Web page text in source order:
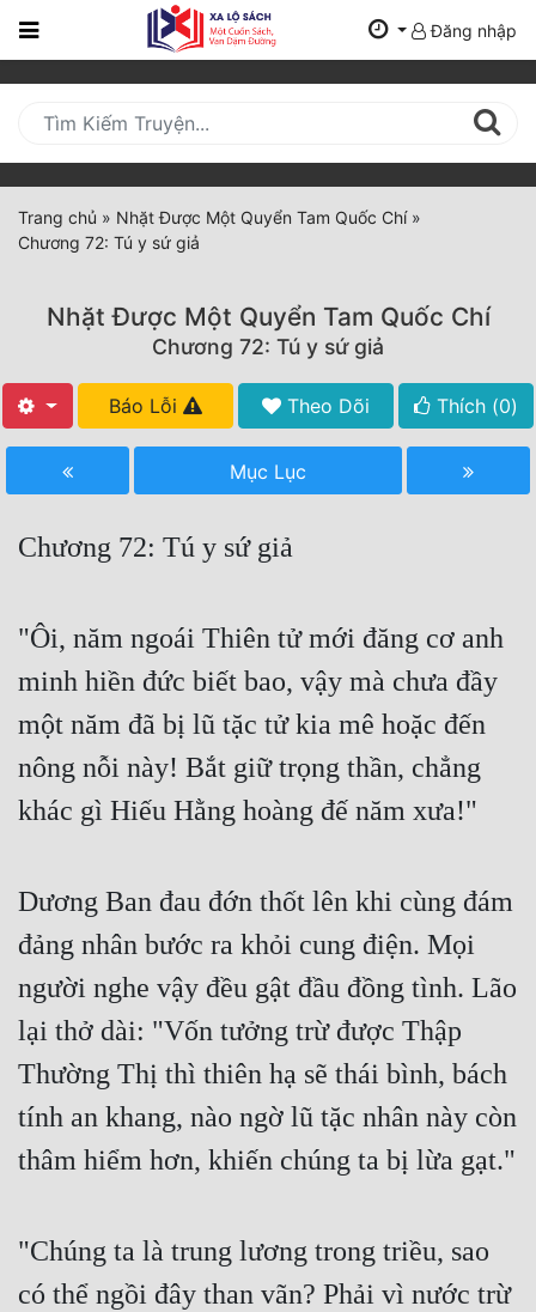
Trang
Mới
Cập
Nhật
(current)
Thể Loại
Tất Cả
Hoàn Thành
Hậu Cung
Truyện Convert
Truyện Dịch
Truyện Nhập Môn
Truyện ngắn
Cung Đấu
Cạnh Kỹ
Cổ Tiên Hiệp
Cổ Đại
Dị Năng
Đăng nhập
Trang chủ » Nhặt Được Một Quyển Tam Quốc Chí»
Chương 72: Tú y sứ giả
Nhặt Được Một Quyển Tam Quốc Chí
Chương 72: Tú y sứ giả
Báo Lỗi Theo Dõi Thích (0)
Mục Lục
Chương 72: Tú y sứ giả
"Ôi, năm ngoái Thiên tử mới đăng cơ anh
minh hiền đức biết bao, vậy mà chưa đầy
một năm đã bị lũ tặc tử kia mê hoặc đến
nông nỗi này! Bắt giữ trọng thần, chẳng
khác gì Hiếu Hằng hoàng đế năm xưa!"
Dương Ban đau đớn thốt lên khi cùng đám
đảng nhân bước ra khỏi cung điện. Mọi
người nghe vậy đều gật đầu đồng tình. Lão
lại thở dài: "Vốn tưởng trừ được Thập
Thường Thị thì thiên hạ sẽ thái bình, bách
tính an khang, nào ngờ lũ tặc nhân này còn
thâm hiểm hơn, khiến chúng ta bị lừa gạt."
"Chúng ta là trung lương trong triều, sao
có thể ngồi đây than vãn? Phải vì nước trừ